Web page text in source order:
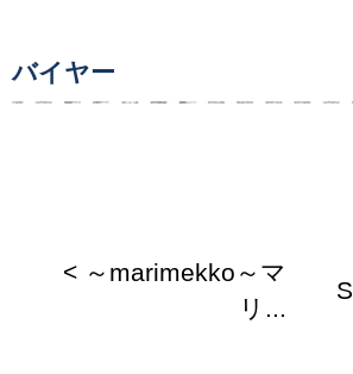
バイヤー
< ～marimekko～マ
リ...